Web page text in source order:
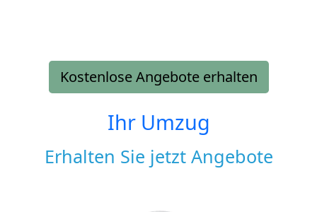
Kostenlose Angebote erhalten
Ihr Umzug
Erhalten Sie jetzt Angebote